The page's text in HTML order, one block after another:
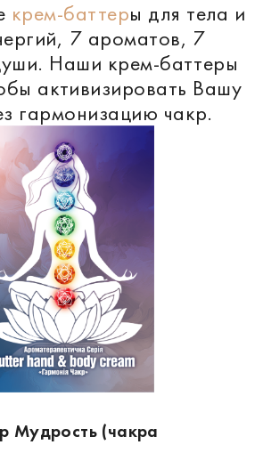
крем-баттеры для тела и
7 ароматов, 7
Наши крем-баттеры
активизировать Вашу
гармонизацию чакр.
Мудрость (чакра